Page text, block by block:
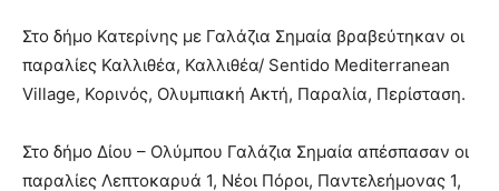
Στο δήμο Κατερίνης με Γαλάζια Σημαία βραβεύτηκαν οι
παραλίες Καλλιθέα, Καλλιθέα/ Sentido Mediterranean
Village, Κορινός, Ολυμπιακή Ακτή, Παραλία, Περίσταση.
Στο δήμο Δίου – Ολύμπου Γαλάζια Σημαία απέσπασαν οι
παραλίες Λεπτοκαρυά 1, Νέοι Πόροι, Παντελεήμονας 1,